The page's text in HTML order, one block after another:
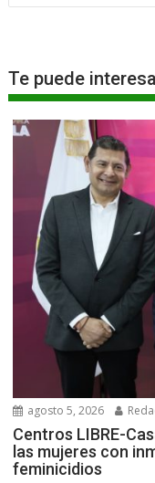
Te puede
agosto 5, 2026
Centros LIBRE-
las mujeres con
feminicidios